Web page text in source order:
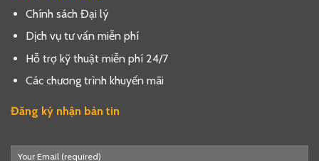
Chính sách Đại lý
Dịch vụ tư vấn miễn phí
Hỗ trợ kỹ thuật miễn phí 24/7
Các chương trình khuyến mãi
Đăng ký nhận bản tin